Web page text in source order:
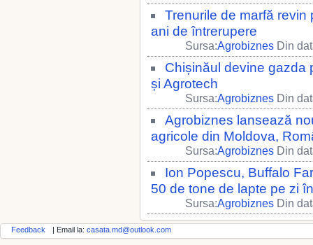
Trenurile de marfă
ani de întrerupere
Sursa:Agrobiznes Din
Chișinăul devine gazda
și Agrotech
Sursa:Agrobiznes Din
Agrobiznes lansează
agricole din Moldova,
Sursa:Agrobiznes Din
Ion Popescu, Buffalo
50 de tone de lapte pe zi
Sursa:Agrobiznes Din
Feedback | Email la: casata.md@outlook.com